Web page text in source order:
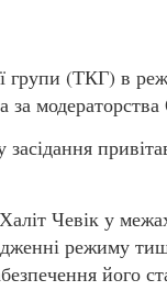
групи (ТКГ) в
за
засідання
Чевік у
режиму
його